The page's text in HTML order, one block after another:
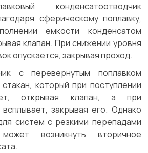
конденсатоотводчик
сферическому поплавку,
емкости конденсатом
клапан. При снижении уровня
опускается, закрывая проход.
с перевернутым поплавком
который при поступлении
открывая клапан, а при
закрывая его. Однако
систем с резкими перепадами
возникнуть вторичное